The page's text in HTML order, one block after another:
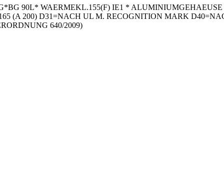
90L* WAERMEKL.155(F) IE1 *
(A 200) D31=NACH UL M. RECOGNITION MARK
640/2009)